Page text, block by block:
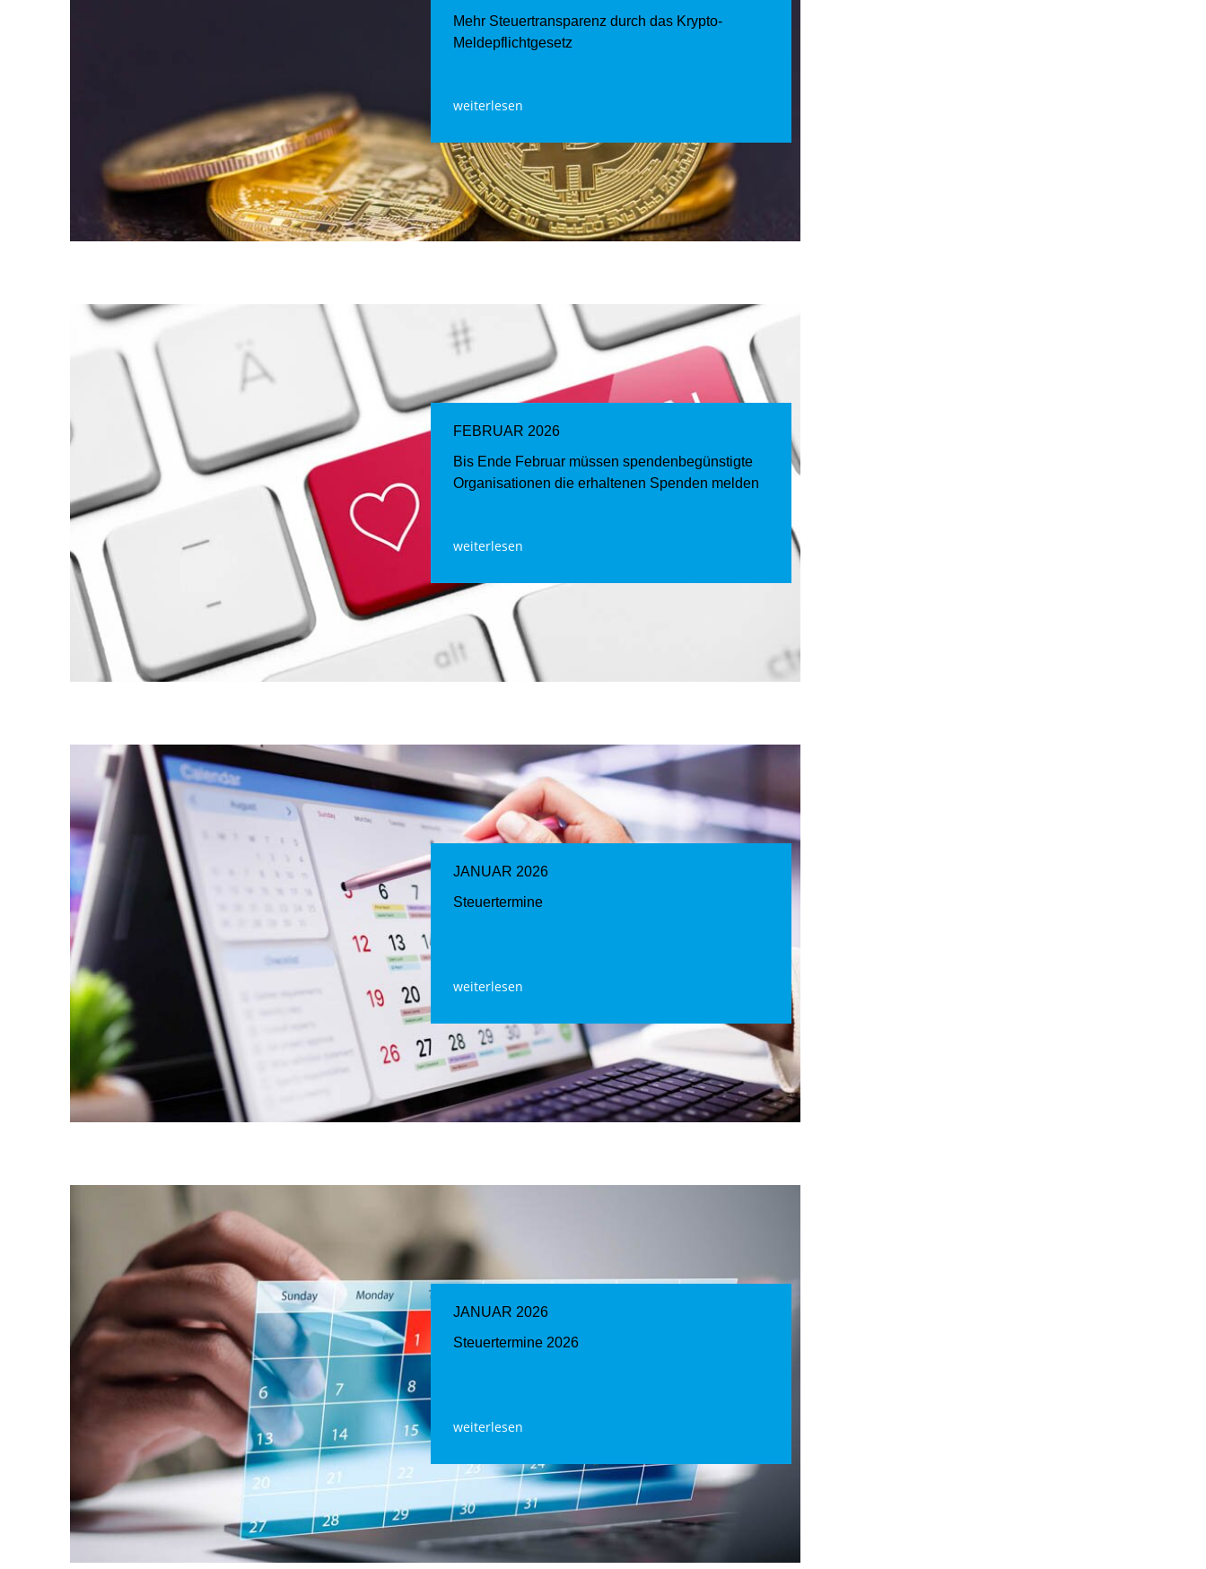
Mehr Steuertransparenz durch das Krypto-
Meldepflichtgesetz
weiterlesen
FEBRUAR 2026
Bis Ende Februar müssen spendenbegünstigte
Organisationen die erhaltenen Spenden melden
weiterlesen
JANUAR 2026
Steuertermine
weiterlesen
JANUAR 2026
Steuertermine 2026
weiterlesen